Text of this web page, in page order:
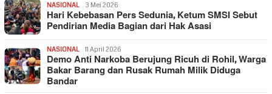
NASIONAL 3 Mei 2026
Hari Kebebasan Pers Sedunia, Ketum SMSI Sebut
Pendirian Media Bagian dari Hak Asasi
NASIONAL 11 April 2026
Demo Anti Narkoba Berujung Ricuh di Rohil, Warga
Bakar Barang dan Rusak Rumah Milik Diduga
Bandar